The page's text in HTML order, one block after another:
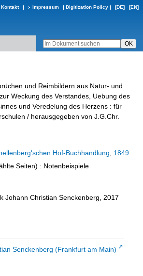
Kontakt | Impressum | Digitization Policy | [DE] [EN]
und Reimbildern aus Natur- und
Weckung des Verstandes, Uebung des
und Veredelung des Herzens : für
/ herausgegeben von J.G.Chr.
Hof-Buchhandlung
1849
Seiten) : Notenbeispiele
Johann Christian Senckenberg, 2017
Senckenberg (Frankfurt am Main)